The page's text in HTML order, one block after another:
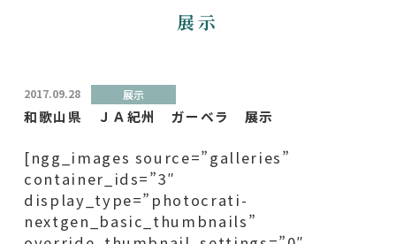
展示
2017.09.28 展示
和歌山県 ＪＡ紀州 ガーベラ 展示
[ngg_images source=”galleries”
container_ids=”3″
display_type=”photocrati-
nextgen_basic_thumbnails”